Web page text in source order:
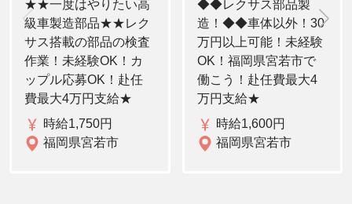
★★一度はやりたい高
級車製造部品★★レク
サス搭載の部品の検査
作業！未経験OK！カ
ップル応募OK！赴任
費最大4万円支給★
時給1,750円
福岡県宮若市
◆◆レクサス部品製
造！◆◆車体以外！30
万円以上可能！未経験
OK！福岡県宮若市で
働こう！赴任費最大4
万円支給★
時給1,600円
福岡県宮若市